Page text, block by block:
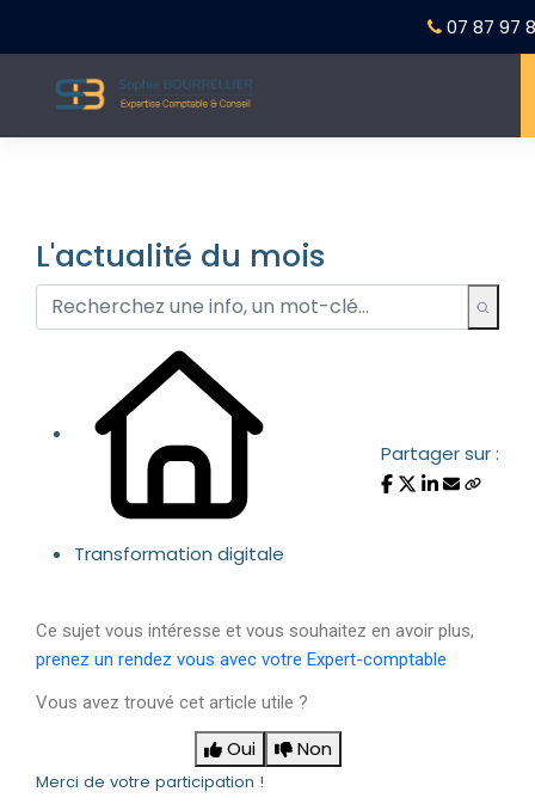
07 87 97
L'actualité du mois
Transformation digitale
Partager sur :
Ce sujet vous intéresse et vous souhaitez en avoir plus,
prenez un rendez vous avec votre Expert-comptable
Vous avez trouvé cet article utile ?
Oui Non
Merci de votre participation !